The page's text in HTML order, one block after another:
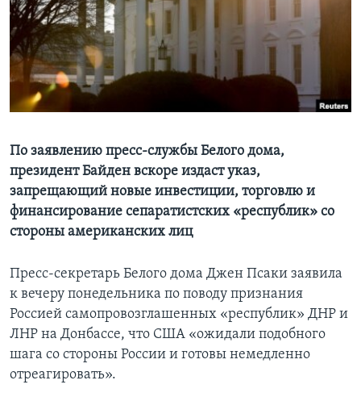
Learning English
СОЦИАЛЬНЫЕ СЕТИ
Языки
По заявлению пресс-службы Белого дома,
президент Байден вскоре издаст указ,
запрещающий новые инвестиции, торговлю и
финансирование сепаратистских «республик» со
стороны американских лиц
Пресс-секретарь Белого дома Джен Псаки заявила
к вечеру понедельника по поводу признания
Россией самопровозглашенных «республик» ДНР и
ЛНР на Донбассе, что США «ожидали подобного
шага со стороны России и готовы немедленно
отреагировать».